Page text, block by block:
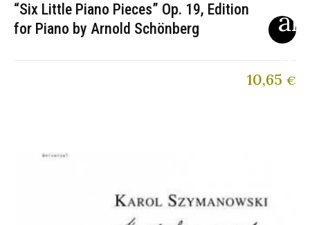
“Six Little Piano Pieces” Op. 19, Edition
for Piano by Arnold Schönberg
10,65 €